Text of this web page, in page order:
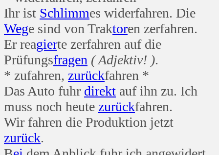
Ihr ist Schlimmes widerfahren. Die
Wege sind von Traktoren zerfahren.
Er reagierte zerfahren auf die
Prüfungsfragen ( Adjektiv! ).
* zufahren, zurückfahren *
Das Auto fuhr direkt auf ihn zu. Ich
muss noch heute zurückfahren.
Wir fahren die Produktion jetzt
zurück.